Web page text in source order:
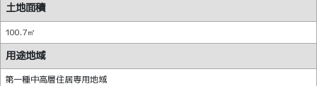
土地面積
100.7㎡
用途地域
第一種中高層住居専用地域